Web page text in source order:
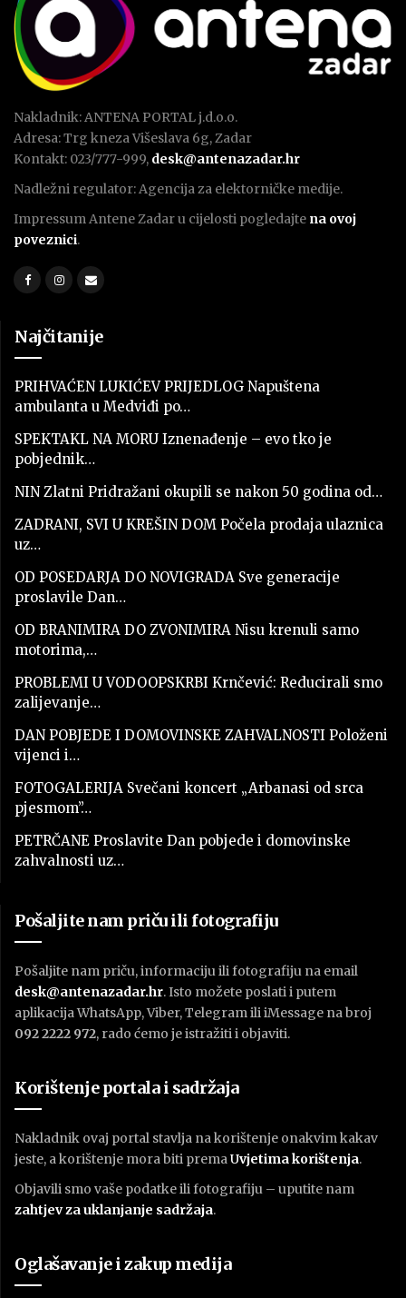
Nakladnik: ANTENA PORTAL j.d.o.o.
Adresa: Trg kneza Višeslava 6g, Zadar
Kontakt: 023/777-999, desk@antenazadar.hr
Nadležni regulator: Agencija za elektorničke medije.
Impressum Antene Zadar u cijelosti pogledajte na ovoj
poveznici.
Najčitanije
PRIHVAĆEN LUKIĆEV PRIJEDLOG Napuštena
ambulanta u Medviđi po…
SPEKTAKL NA MORU Iznenađenje – evo tko je
pobjednik…
NIN Zlatni Pridražani okupili se nakon 50 godina od…
ZADRANI, SVI U KREŠIN DOM Počela prodaja ulaznica
uz…
OD POSEDARJA DO NOVIGRADA Sve generacije
proslavile Dan…
OD BRANIMIRA DO ZVONIMIRA Nisu krenuli samo
motorima,…
PROBLEMI U VODOOPSKRBI Krnčević: Reducirali smo
zalijevanje…
DAN POBJEDE I DOMOVINSKE ZAHVALNOSTI Položeni
vijenci i…
FOTOGALERIJA Svečani koncert „Arbanasi od srca
pjesmom”…
PETRČANE Proslavite Dan pobjede i domovinske
zahvalnosti uz…
Pošaljite nam priču ili fotografiju
Pošaljite nam priču, informaciju ili fotografiju na email
desk@antenazadar.hr. Isto možete poslati i putem
aplikacija WhatsApp, Viber, Telegram ili iMessage na broj
092 2222 972, rado ćemo je istražiti i objaviti.
Korištenje portala i sadržaja
Nakladnik ovaj portal stavlja na korištenje onakvim kakav
jeste, a korištenje mora biti premaUvjetima korištenja.
Objavili smo vaše podatke ili fotografiju – uputite nam
zahtjev za uklanjanje sadržaja.
Oglašavanje i zakup medija